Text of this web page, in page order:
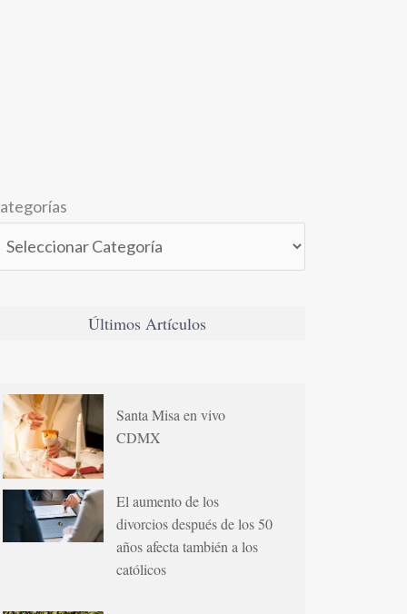
Últimos Artículos
Santa Misa en vivo
CDMX
El aumento de los
divorcios después de los 50
años afecta también a los
católicos